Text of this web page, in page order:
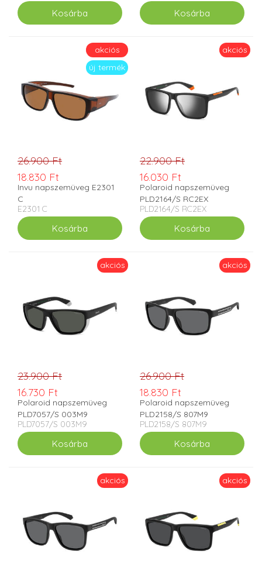
akciós
új termék
26.900 Ft
18.830 Ft
Invu napszemüveg E2301
C
E2301 C
akciós
22.900 Ft
16.030 Ft
Polaroid napszemüveg
PLD2164/S RC2EX
PLD2164/S RC2EX
akciós
23.900 Ft
16.730 Ft
Polaroid napszemüveg
PLD7057/S 003M9
PLD7057/S 003M9
akciós
26.900 Ft
18.830 Ft
Polaroid napszemüveg
PLD2158/S 807M9
PLD2158/S 807M9
akciós akciós